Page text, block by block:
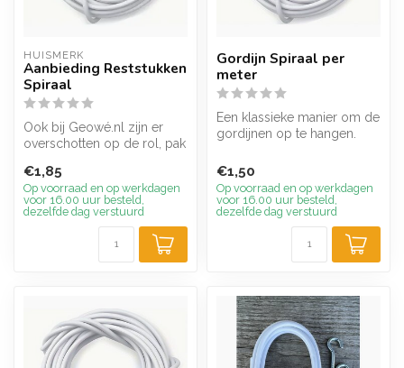
HUISMERK
Aanbieding Reststukken
Spiraal
Ook bij Geowé.nl zijn er
overschotten op de rol, pak
€1,85
Op voorraad en op werkdagen
voor 16.00 uur besteld,
dezelfde dag verstuurd
Gordijn Spiraal per
meter
Een klassieke manier om de
gordijnen op te hangen.
ku...
€1,50
Op voorraad en op werkdagen
voor 16.00 uur besteld,
dezelfde dag verstuurd